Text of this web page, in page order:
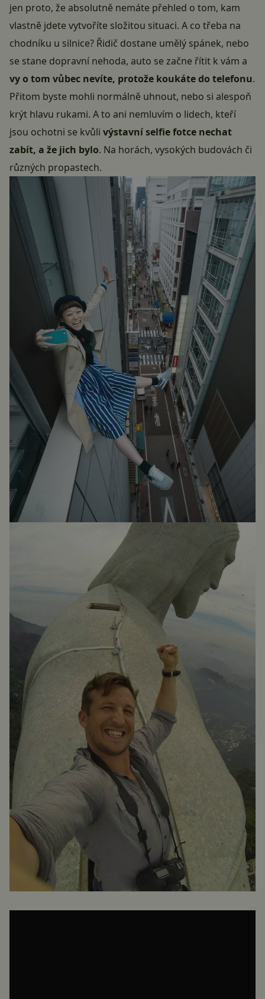
jen proto, že absolutně nemáte přehled o tom, kam
vlastně jdete vytvoříte složitou situaci. A co třeba na
chodníku u silnice? Řidič dostane umělý spánek, nebo
se stane dopravní nehoda, auto se začne řítit k vám a
vy o tom vůbec nevíte, protože koukáte do telefonu.
Přitom byste mohli normálně uhnout, nebo si alespoň
krýt hlavu rukami. A to ani nemluvím o lidech, kteří
jsou ochotni se kvůli výstavní selfie fotce nechat
zabít, a že jich bylo. Na horách, vysokých budovách či
různých propastech.